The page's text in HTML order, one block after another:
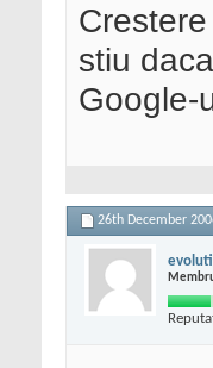
stiu
Google-
26th December